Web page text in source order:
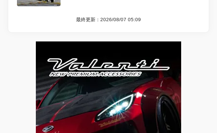
最終更新：2026/08/07 05:09